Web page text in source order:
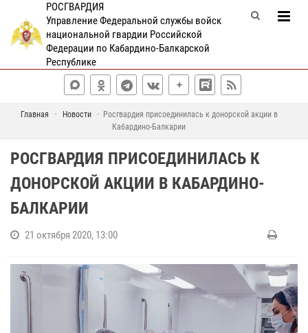
РОСГВАРДИЯ
Управление Федеральной службы войск
национальной гвардии Российской
Федерации по Кабардино-Балкарской
Республике
Главная Новости
Росгвардия присоединилась к донорской акции в
Кабардино-Балкарии
РОСГВАРДИЯ ПРИСОЕДИНИЛАСЬ К
ДОНОРСКОЙ АКЦИИ В КАБАРДИНО-
БАЛКАРИИ
21 октября 2020, 13:00